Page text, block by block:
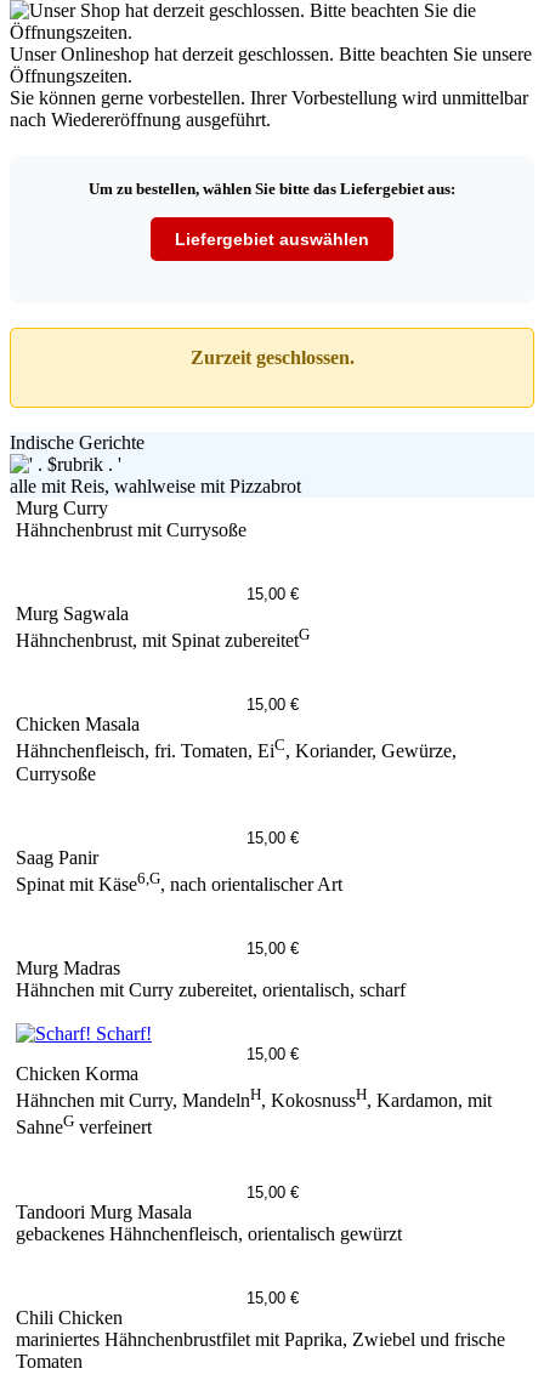
Unser Onlineshop hat derzeit geschlossen. Bitte beachten Sie unsere
Öffnungszeiten.
Sie können gerne vorbestellen. Ihrer Vorbestellung wird unmittelbar
nach Wiedereröffnung ausgeführt.
Um zu bestellen, wählen Sie bitte das Liefergebiet aus:
Liefergebiet auswählen
Zurzeit geschlossen.
Indische Gerichte
alle mit Reis, wahlweise mit Pizzabrot
Murg Curry
Hähnchenbrust mit Currysoße
15,00 €
Murg Sagwala
Hähnchenbrust, mit Spinat zubereitetG
15,00 €
Chicken Masala
Hähnchenfleisch, fri. Tomaten, EiC, Koriander, Gewürze,
Currysoße
15,00 €
Saag Panir
Spinat mit Käse6,G, nach orientalischer Art
15,00 €
Murg Madras
Hähnchen mit Curry zubereitet, orientalisch, scharf
Scharf!
15,00 €
Chicken Korma
Hähnchen mit Curry, MandelnH, KokosnussH, Kardamon, mit
SahneG verfeinert
15,00 €
Tandoori Murg Masala
gebackenes Hähnchenfleisch, orientalisch gewürzt
15,00 €
Chili Chicken
mariniertes Hähnchenbrustfilet mit Paprika, Zwiebel und frische
Tomaten